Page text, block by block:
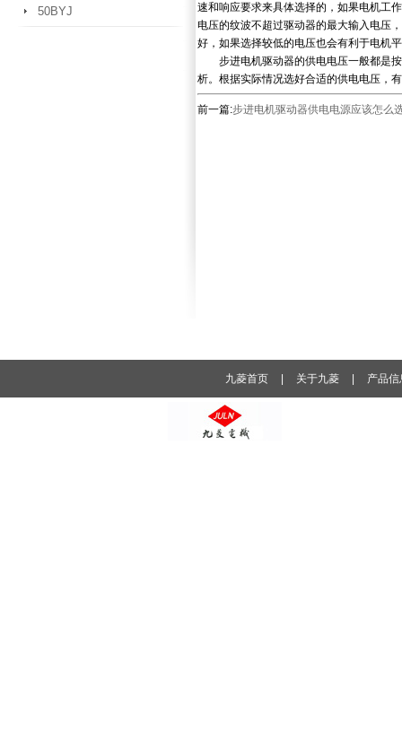
50BYJ
速和响应要求来具体选择的，如果电机工
电压的纹波不超过驱动器的最大输入电压
好，如果选择较低的电压也会有利于电机
步进电机驱动器的供电电压一般都是按
析。根据实际情况选好合适的供电电压，
前一篇:步进电机驱动器供电电源应该怎么
九菱首页 关于九菱 产品信